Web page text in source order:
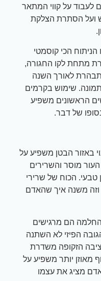
לעבוד על קווי המתאר
ועל הסתרת הצלקת
הכי קוסמטי
מתחת לקו החגורה,
לאורך השנה
שימוש בקרמים
הראשונים משפיע
של דבר.
באזור הבטן משפיע על
מוסר והשרירים
הכוח של שרירי
משנה איך שהאדם
הם מרגישים
הפיזי לא השתנה
הזקופה משדרת
מאוזן יותר משפיע על
מציג את עצמו